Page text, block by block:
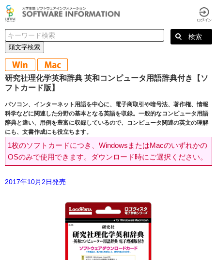
頭文字検索
研究社理化学英和辞典 英和コンピュータ用語辞典付き【ソ
フトカード版】
パソコン、インターネット用語を中心に、電子商取引や暗号法、著作権、情報
科学などに関連した分野の基本となる英語を収録。一般的なコンピュータ用語
辞典と違い、用例を豊富に収録しているので、コンピュータ関連の英文の理解
にも、文書作成にも役立ちます。
1枚のソフトカードにつき、WindowsまたはMacのいずれかの
OSのみで使用できます。ダウンロード時にご選択ください。
2017年10月2日発売